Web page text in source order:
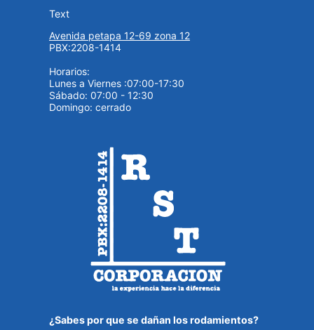
Text
Avenida petapa 12-69 zona 12
PBX:2208-1414
Horarios:
Lunes a Viernes :07:00-17:30
Sábado: 07:00 - 12:30
Domingo: cerrado
¿Sabes por que se dañan los rodamientos?